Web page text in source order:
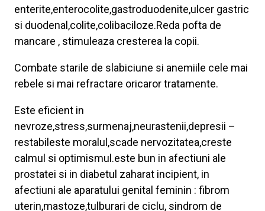
enterite,enterocolite,gastroduodenite,ulcer gastric
si duodenal,colite,colibaciloze.Reda pofta de
mancare , stimuleaza cresterea la copii.
Combate starile de slabiciune si anemiile cele mai
rebele si mai refractare oricaror tratamente.
Este eficient in
nevroze,stress,surmenaj,neurastenii,depresii –
restabileste moralul,scade nervozitatea,creste
calmul si optimismul.este bun in afectiuni ale
prostatei si in diabetul zaharat incipient, in
afectiuni ale aparatului genital feminin : fibrom
uterin,mastoze,tulburari de ciclu, sindrom de